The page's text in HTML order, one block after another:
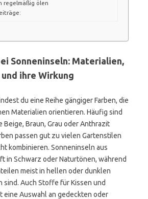
regelmäßig ölen
Sonneninseln: Materialien,
ihre Wirkung
du eine Reihe gängiger Farben, die
Materialien orientieren. Häufig sind
Beige, Braun, Grau oder Anthrazit
passen gut zu vielen Gartenstilen
kombinieren. Sonneninseln aus
in Schwarz oder Naturtönen, während
meist in hellen oder dunklen
Auch Stoffe für Kissen und
eine Auswahl an gedeckten oder